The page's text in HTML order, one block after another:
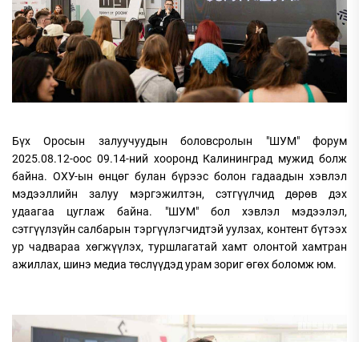
Бүх Оросын залуучуудын боловсролын "ШУМ" форум
2025.08.12-оос 09.14-ний хооронд Калининград мужид болж
байна. ОХУ-ын өнцөг булан бүрээс болон гадаадын хэвлэл
мэдээллийн залуу мэргэжилтэн, сэтгүүлчид дөрөв дэх
удаагаа цуглаж байна. "ШУМ" бол хэвлэл мэдээлэл,
сэтгүүлзүйн салбарын тэргүүлэгчидтэй уулзах, контент бүтээх
ур чадвараа хөгжүүлэх, туршлагатай хамт олонтой хамтран
ажиллах, шинэ медиа төслүүдэд урам зориг өгөх боломж юм.